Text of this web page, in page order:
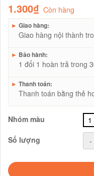
1.300₫ Còn hàng
► Giao hàng:
Giao hàng nội thành
► Bảo hành:
1 đổi 1 hoàn trả trong
► Thanh toán:
Thanh toán bằng thẻ
Nhóm màu 1
Số lượng
-